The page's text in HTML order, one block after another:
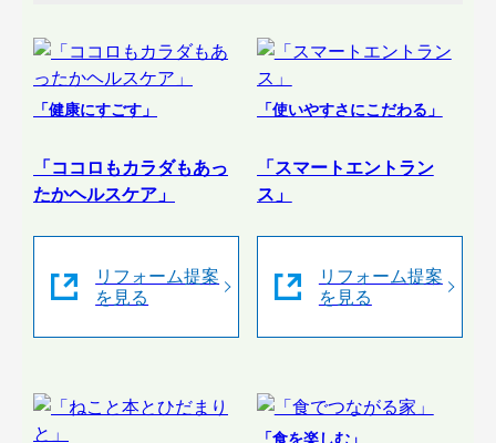
「健康にすごす」
「ココロもカラダもあっ
たかヘルスケア」
リフォーム提案
を見る
「使いやすさにこだわる」
「スマートエントラン
ス」
リフォーム提案
を見る
「食を楽しむ」